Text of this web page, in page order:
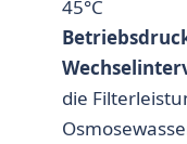
45°C
die